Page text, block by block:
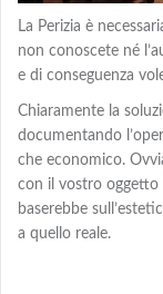
La Perizia è
non conoscete né
e di conseguenza
Chiaramente la
documentando
che economico.
con il vostro oggetto
baserebbe
a quello reale.